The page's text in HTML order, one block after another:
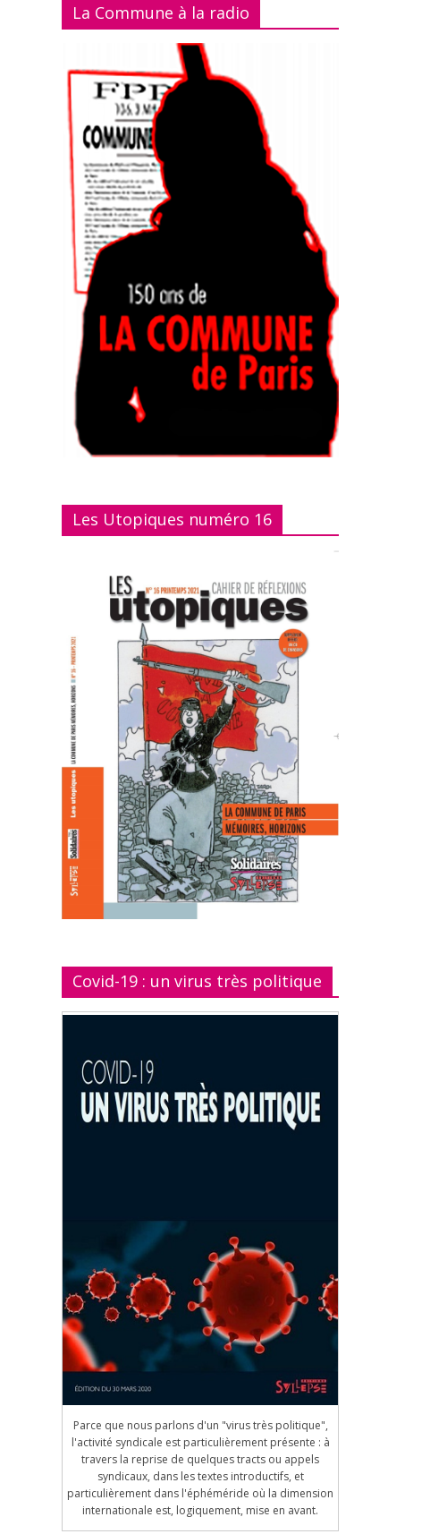
La Commune à la radio
Les Utopiques numéro 16
Covid-19 : un virus très politique
Parce que nous parlons d'un "virus très politique",
l'activité syndicale est particulièrement présente : à
travers la reprise de quelques tracts ou appels
syndicaux, dans les textes introductifs, et
particulièrement dans l'éphéméride où la dimension
internationale est, logiquement, mise en avant.